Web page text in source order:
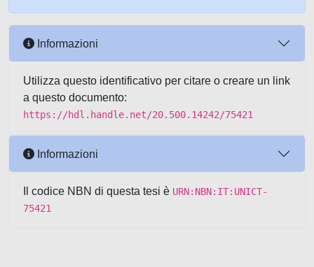
Informazioni
Utilizza questo identificativo per citare o creare un link
a questo documento:
https://hdl.handle.net/20.500.14242/75421
Informazioni
Il codice NBN di questa tesi è URN:NBN:IT:UNICT-
75421